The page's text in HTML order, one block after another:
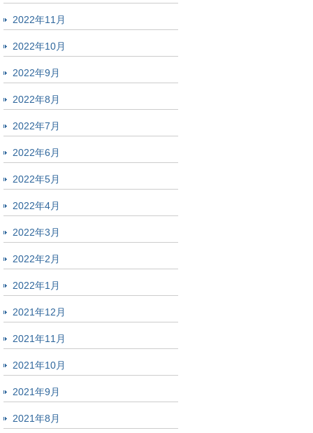
2022年11月
2022年10月
2022年9月
2022年8月
2022年7月
2022年6月
2022年5月
2022年4月
2022年3月
2022年2月
2022年1月
2021年12月
2021年11月
2021年10月
2021年9月
2021年8月